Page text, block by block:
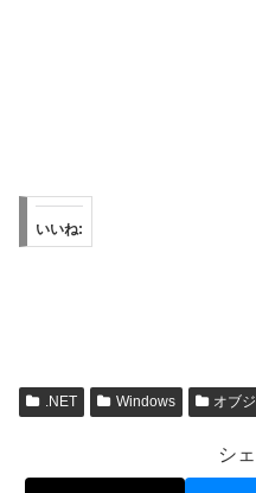
いいね:
.NET Windows オブ
シ